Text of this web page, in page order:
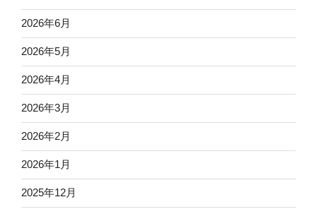
2026年6月
2026年5月
2026年4月
2026年3月
2026年2月
2026年1月
2025年12月